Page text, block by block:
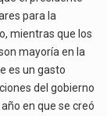
para la
mientras que los
mayoría en la
es un gasto
del gobierno
en que se creó